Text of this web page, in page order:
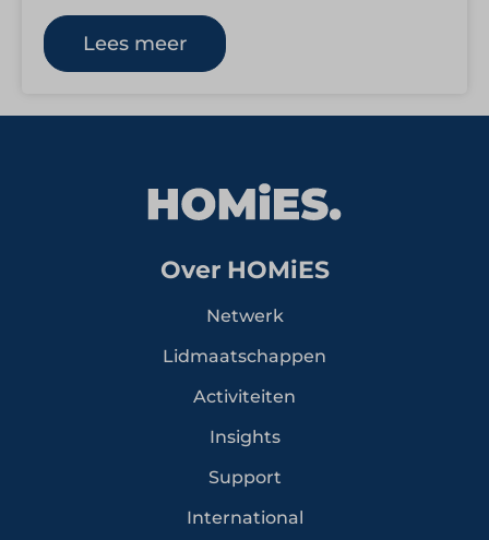
het hart van Utrecht verwelkomt Jaarbeurs…
Lees meer
Over HOMiES
Netwerk
Lidmaatschappen
Activiteiten
Insights
Support
International